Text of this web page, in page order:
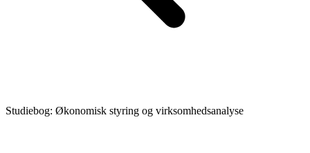
Studiebog: Økonomisk styring og virksomhedsanalyse